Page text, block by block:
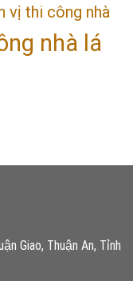
vị thi công nhà
nhà lá
Giao, Thuận An, Tỉnh